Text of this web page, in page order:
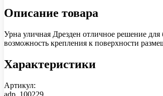
Описание товара
Урна уличная Дрезден отличное решение
возможность крепления к поверхности
Характеристики
Артикул:
adp_100229